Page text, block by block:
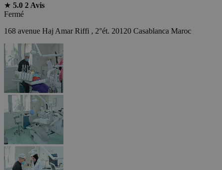
★ 5.0 2 Avis
Fermé
168 avenue Haj Amar Riffi , 2°ét. 20120 Casablanca Maroc